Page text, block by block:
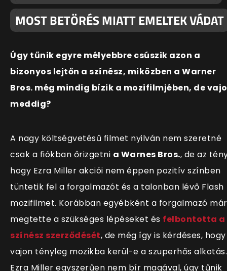
MOST BETÖRÉS MIATT EMELTEK VÁDAT
Úgy tűnik egyre mélyebbre csúszik azon a
bizonyos lejtőn a színész, miközben a Warner
Bros. még mindig bízik a mozifilmjében, de
meddig?
A nagy költségvetésű filmet nyilván nem szeretné
csak a fiókban őrizgetni a Warnes Bros., de az
hogy Ezra Miller akciói nem éppen pozitív színben
tüntetik fel a forgalmazót és a talonban lévő Flash
mozifilmet. Korábban egyébként a forgalmazó már
megtette a szükséges lépéseket és felbontotta a
színész szerződését, de még így is kérdéses, hogy
vajon tényleg mozikba kerül-e a szuperhős alkotás.
Ezra Miller egyszerűen nem bír magával, úgy tűnik